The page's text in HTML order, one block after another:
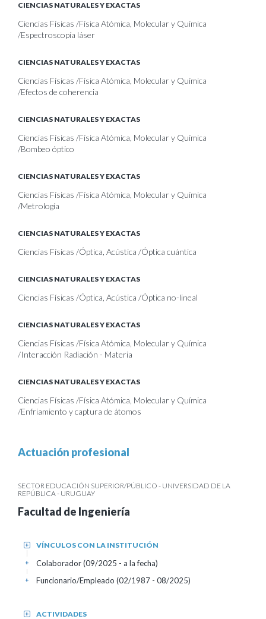
CIENCIAS NATURALES Y EXACTAS
Ciencias Físicas /Física Atómica, Molecular y Química
/Espectroscopía láser
CIENCIAS NATURALES Y EXACTAS
Ciencias Físicas /Física Atómica, Molecular y Química
/Efectos de coherencia
CIENCIAS NATURALES Y EXACTAS
Ciencias Físicas /Física Atómica, Molecular y Química
/Bombeo óptico
CIENCIAS NATURALES Y EXACTAS
Ciencias Físicas /Física Atómica, Molecular y Química
/Metrología
CIENCIAS NATURALES Y EXACTAS
Ciencias Físicas /Óptica, Acústica /Óptica cuántica
CIENCIAS NATURALES Y EXACTAS
Ciencias Físicas /Óptica, Acústica /Óptica no-lineal
CIENCIAS NATURALES Y EXACTAS
Ciencias Físicas /Física Atómica, Molecular y Química
/Interacción Radiación - Materia
CIENCIAS NATURALES Y EXACTAS
Ciencias Físicas /Física Atómica, Molecular y Química
/Enfriamiento y captura de átomos
Actuación profesional
SECTOR EDUCACIÓN SUPERIOR/PÚBLICO - UNIVERSIDAD DE LA
REPÚBLICA - URUGUAY
Facultad de Ingeniería
VÍNCULOS CON LA INSTITUCIÓN
+
Colaborador (09/2025 - a la fecha)
+
Funcionario/Empleado (02/1987 - 08/2025)
+
ACTIVIDADES
+